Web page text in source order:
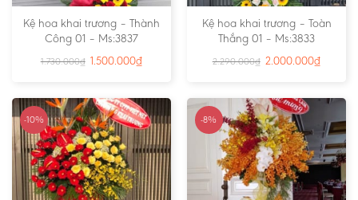
Kệ hoa khai trương – Thành
Công 01 – Ms:3837
1.730.000₫ 1.500.000₫
Kệ hoa khai trương – Toàn
Thắng 01 – Ms:3833
2.290.000₫ 2.000.000₫
-10% -8%